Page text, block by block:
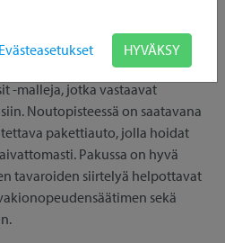
itsepalveluna
siistejä ja
-malleja, jotka vastaavat
Noutopisteessä on saatavana
pakettiauto, jolla hoidat
Pakussa on hyvä
tavaroiden siirtelyä helpottavat
sekä
Evästeasetukset HYVÄKSY